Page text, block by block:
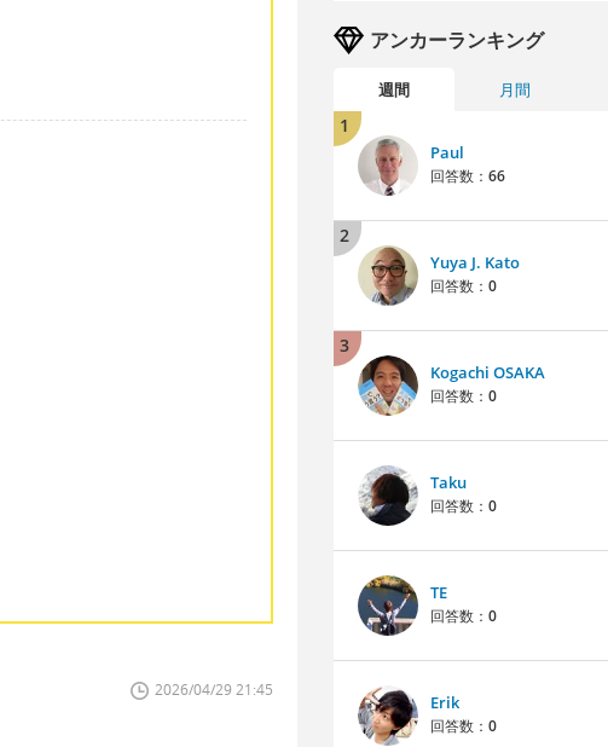
2026/04/29 21:45
アンカーランキング
週間 月間
1
Paul
回答数： 66
2
Yuya J. Kato
回答数： 0
3
Kogachi OSAKA
回答数： 0
Taku
回答数： 0
TE
回答数： 0
Erik
回答数： 0